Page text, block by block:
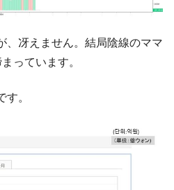
手」手段ではないのか？
動きに強く左右される状態
きた李在明。李在明を支持しな
株価操作であり、空前の国政壟
員が「丸刈りになって抗議活
、冴えません。結局陰線のママ
まっています。
。